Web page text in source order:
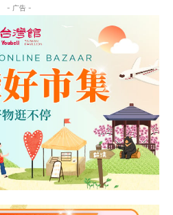
- 广告 -